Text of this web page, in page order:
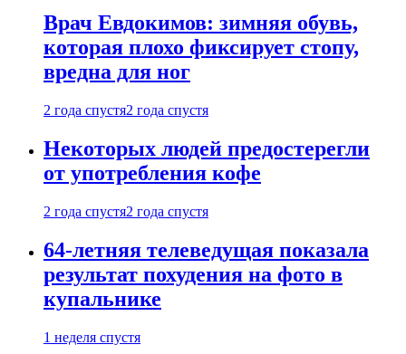
Врач Евдокимов: зимняя обувь,
которая плохо фиксирует стопу,
вредна для ног
2 года спустя2 года спустя
Некоторых людей предостерегли
от употребления кофе
2 года спустя2 года спустя
64-летняя телеведущая показала
результат похудения на фото в
купальнике
1 неделя спустя